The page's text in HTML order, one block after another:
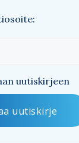
uutiskirjeen